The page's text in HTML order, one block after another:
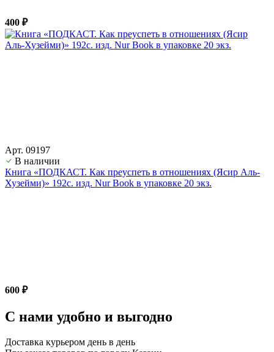
400 ₽
Арт. 09197
В наличии
Книга «ПОДКАСТ. Как преуспеть в отношениях (Ясир Аль-
Хузейми)» 192с. изд. Nur Book в упаковке 20 экз.
600 ₽
С нами удобно и выгодно
Доставка курьером день в день